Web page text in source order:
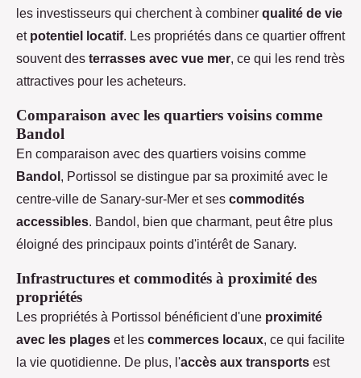
les investisseurs qui cherchent à combiner qualité de vie
et potentiel locatif. Les propriétés dans ce quartier offrent
souvent des terrasses avec vue mer, ce qui les rend très
attractives pour les acheteurs.
Comparaison avec les quartiers voisins comme
Bandol
En comparaison avec des quartiers voisins comme
Bandol , Portissol se distingue par sa proximité avec le
centre-ville de Sanary-sur-Mer et ses commodités
accessibles. Bandol, bien que charmant, peut être plus
éloigné des principaux points d'intérêt de Sanary.
Infrastructures et commodités à proximité des
propriétés
Les propriétés à Portissol bénéficient d'une proximité
avec les plages et les commerces locaux, ce qui facilite
la vie quotidienne. De plus, l'accès aux transports est